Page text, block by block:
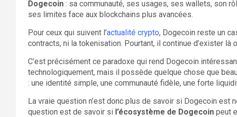
Dogecoin : sa communauté, ses usages, ses wallets, son
ses limites face aux blockchains plus avancées.
Pour ceux qui suivent l’actualité crypto, Dogecoin reste un
contracts, ni la tokenisation. Pourtant, il continue d’exister
C’est précisément ce paradoxe qui rend Dogecoin
technologiquement, mais il possède quelque chose que
: une identité simple, une communauté fidèle, une forte
La vraie question n’est donc plus de savoir si Dogecoin est
question est de savoir si l’écosystème de Dogecoin peut